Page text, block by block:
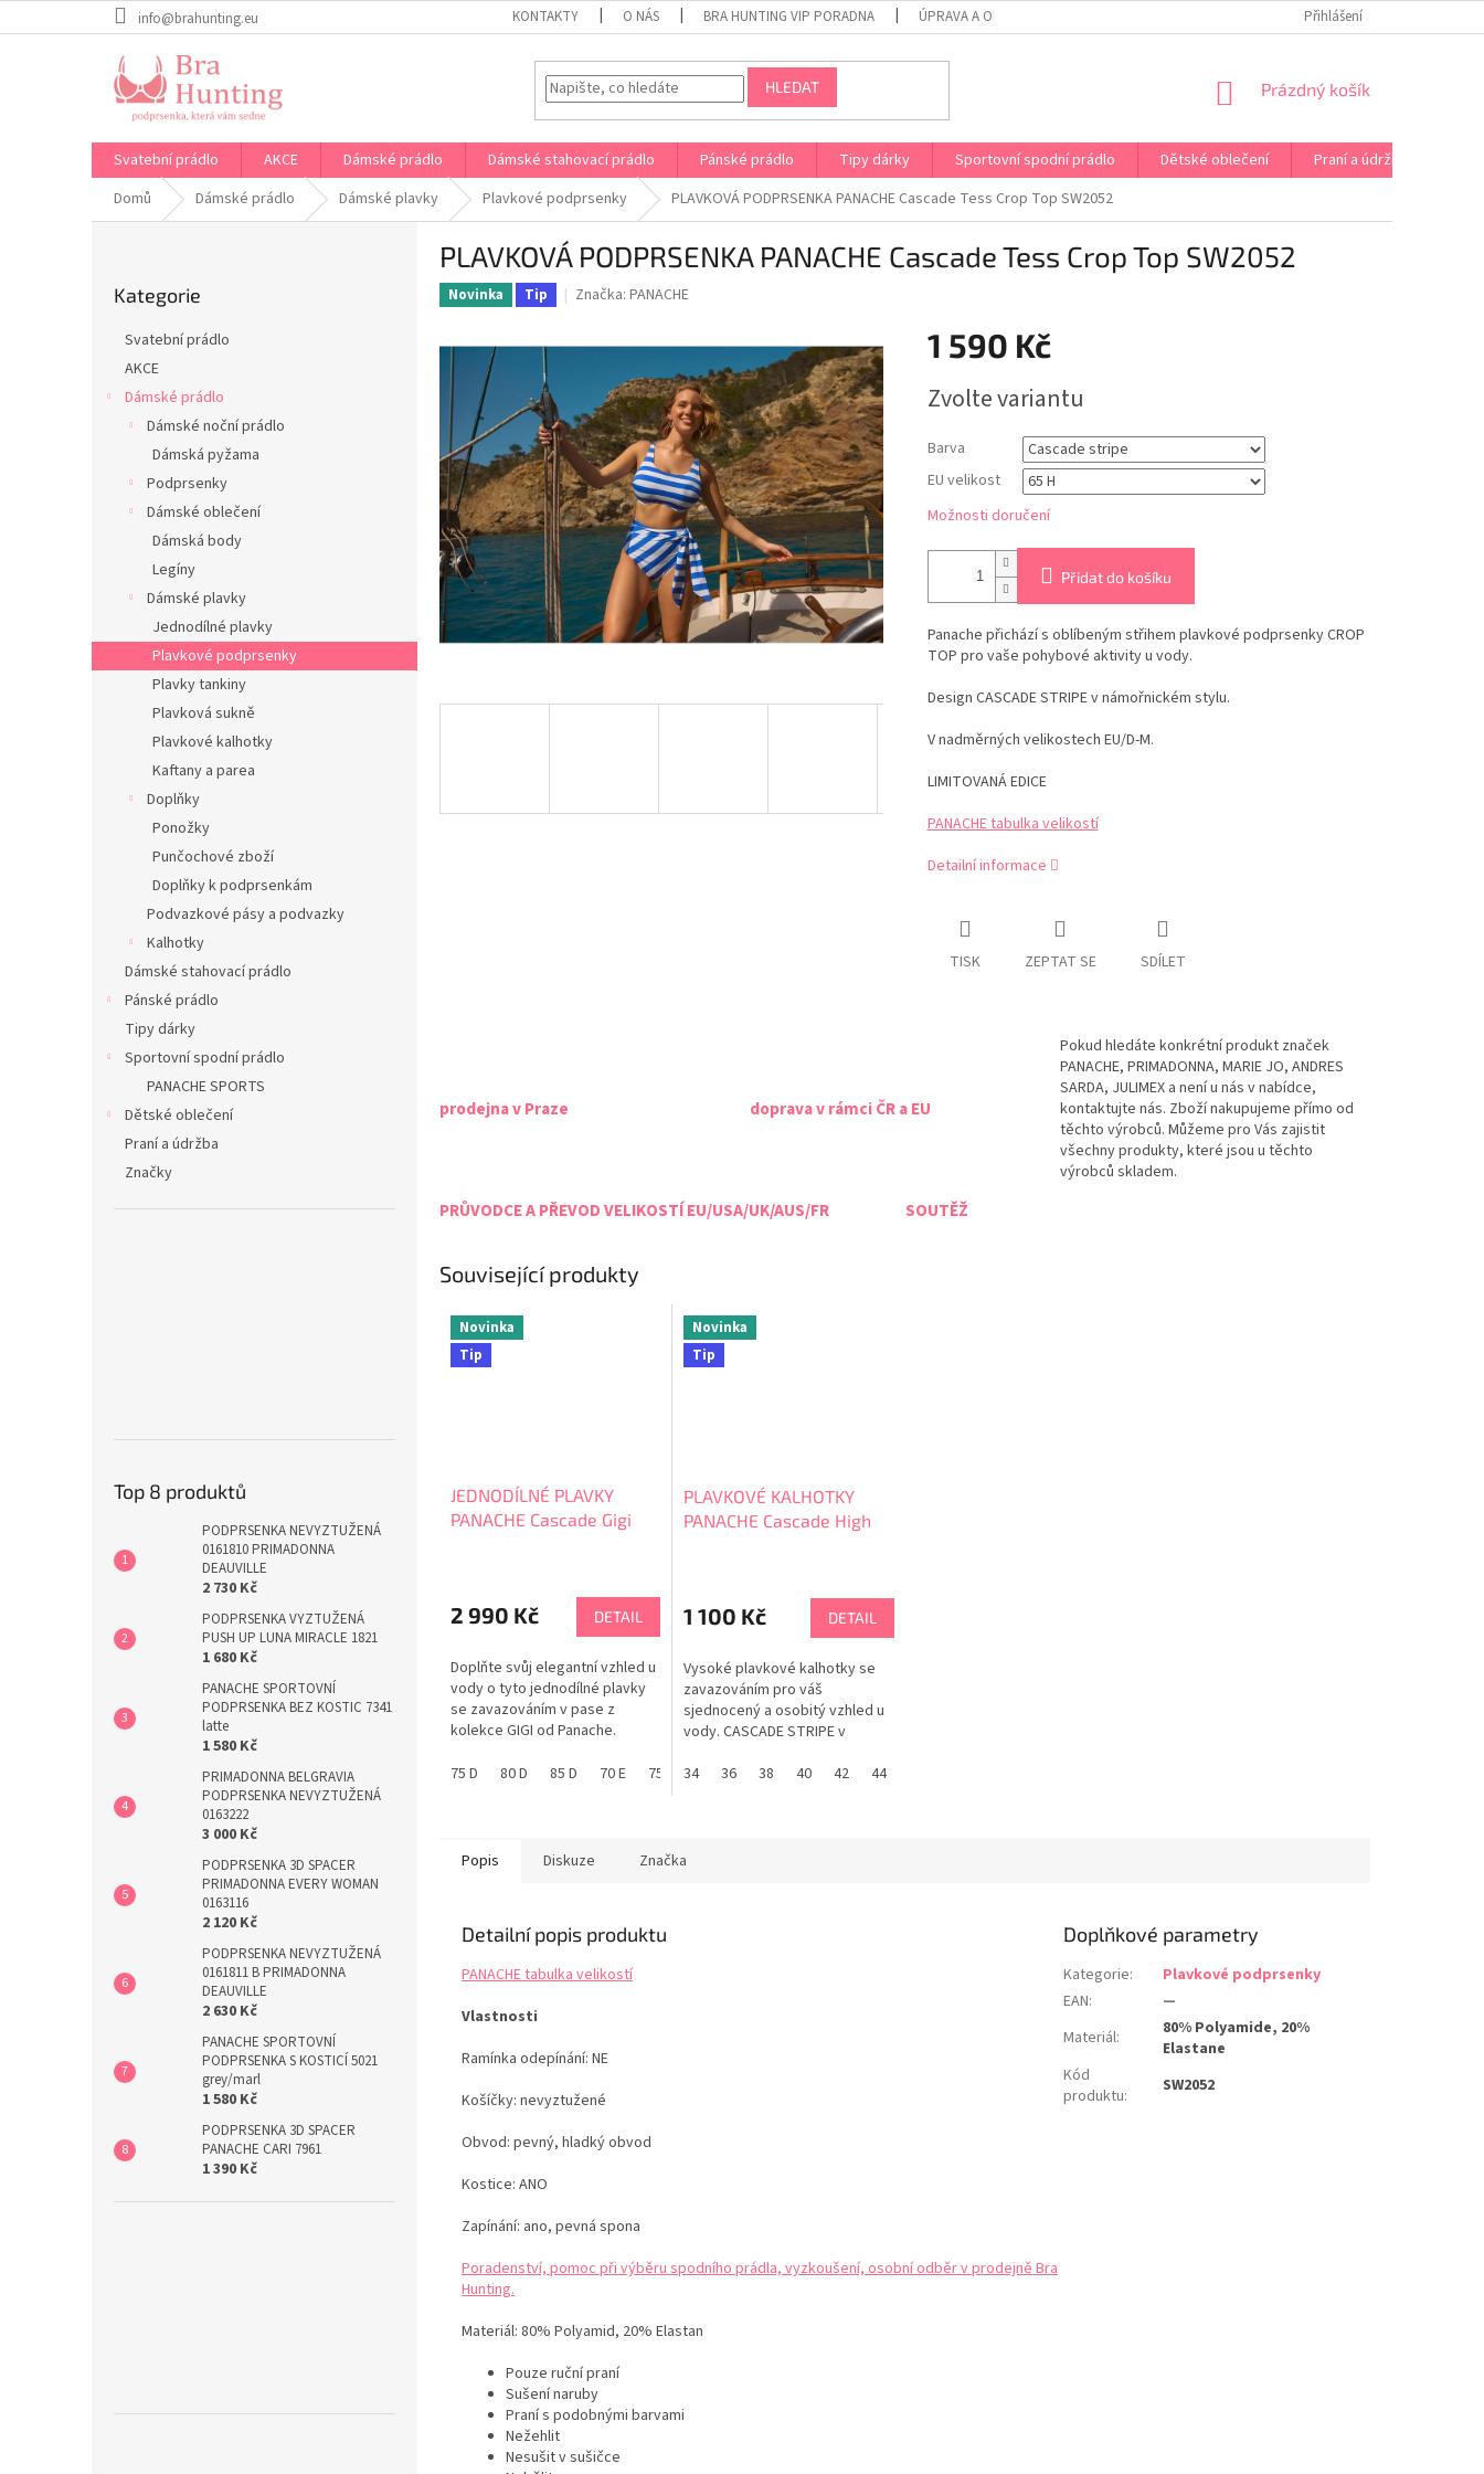
na
info@brahunting.eu KONTAKTY O NÁS BRA HUNTING VIP PORADNA ÚPRAVA A OPRAVA PRÁDLA NA MÍRU DOPRAVA A PLATBA ČR A EU
Přihlášení
HLEDAT
NÁKUPNÍ
Prázdný košík
Svatební prádlo AKCE Dámské prádlo Dámské stahovací prádlo Pánské prádlo Tipy dárky Sportovní spodní prádlo Dětské oblečení Praní a údržba
Domů
Dámské prádlo Dámské plavky Plavkové podprsenky PLAVKOVÁ PODPRSENKA PANACHE Cascade Tess Crop Top SW2052
kategorie
Kategorie
Svatební prádlo
AKCE
Dámské prádlo
Dámské noční prádlo
Dámská pyžama
Podprsenky
Dámské oblečení
Dámská body
Legíny
Dámské plavky
Jednodílné plavky
Plavkové podprsenky
Plavky tankiny
Plavková sukně
Plavkové kalhotky
Kaftany a parea
Doplňky
Ponožky
Punčochové zboží
Doplňky k podprsenkám
Podvazkové pásy a podvazky
Kalhotky
Dámské stahovací prádlo
Pánské prádlo
Tipy dárky
Sportovní spodní prádlo
PANACHE SPORTS
Dětské oblečení
Praní a údržba
Značky
Top 8 produktů
PODPRSENKA NEVYZTUŽENÁ
0161810 PRIMADONNA
DEAUVILLE
2 730 Kč
PODPRSENKA VYZTUŽENÁ
PUSH UP LUNA MIRACLE 1821
1 680 Kč
PANACHE SPORTOVNÍ
PODPRSENKA BEZ KOSTIC 7341
latte
1 580 Kč
PRIMADONNA BELGRAVIA
PODPRSENKA NEVYZTUŽENÁ
0163222
3 000 Kč
PODPRSENKA 3D SPACER
PRIMADONNA EVERY WOMAN
0163116
2 120 Kč
PODPRSENKA NEVYZTUŽENÁ
0161811 B PRIMADONNA
DEAUVILLE
2 630 Kč
PANACHE SPORTOVNÍ
PODPRSENKA S KOSTICÍ 5021
grey/marl
1 580 Kč
PODPRSENKA 3D SPACER
PANACHE CARI 7961
1 390 Kč
PLAVKOVÁ PODPRSENKA PANACHE Cascade Tess Crop Top SW2052
Novinka Tip Značka: PANACHE
1 590 Kč
cena:
Zvolte variantu
Barva
EU velikost
Možnosti doručení
Přidat do košíku
Panache přichází s oblíbeným střihem plavkové podprsenky CROP
TOP pro vaše pohybové aktivity u vody.
Design CASCADE STRIPE v námořnickém stylu.
V nadměrných velikostech EU/D-M.
LIMITOVANÁ EDICE
PANACHE tabulka velikostí
Detailní informace
TISK ZEPTAT SE SDÍLET
prodejna v Praze doprava v rámci ČR a EU
Pokud hledáte konkrétní produkt značek
PANACHE, PRIMADONNA, MARIE JO, ANDRES
SARDA, JULIMEX a není u nás v nabídce,
kontaktujte nás. Zboží nakupujeme přímo od
těchto výrobců. Můžeme pro Vás zajistit
všechny produkty, které jsou u těchto
výrobců skladem.
PRŮVODCE A PŘEVOD VELIKOSTÍ EU/USA/UK/AUS/FR SOUTĚŽ
Související produkty
Novinka
Tip
JEDNODÍLNÉ PLAVKY
PANACHE Cascade Gigi
2 990 Kč DETAIL
Doplňte svůj elegantní vzhled u
vody o tyto jednodílné plavky
se zavazováním v pase z
kolekce GIGI od Panache.
námořnickém stylu. V
75 D 80 D 85 D 70 E 75 E 80 E 85 E 70 F 75 F
Novinka
Tip
PLAVKOVÉ KALHOTKY
PANACHE Cascade High
1 100 Kč DETAIL
Vysoké plavkové kalhotky se
zavazováním pro váš
sjednocený a osobitý vzhled u
vody. CASCADE STRIPE v
stylu. PANACHE tabulka velikostí
34 36 38 40 42 44
Popis Diskuze Značka
Detailní popis produktu
PANACHE tabulka velikostí
Vlastnosti
Ramínka odepínání: NE
Košíčky: nevyztužené
Obvod: pevný, hladký obvod
Kostice: ANO
Zapínání: ano, pevná spona
Poradenství, pomoc při výběru spodního prádla, vyzkoušení, osobní odběr v prodejně Bra
Hunting.
Materiál: 80% Polyamid, 20% Elastan
Pouze ruční praní
Sušení naruby
Praní s podobnými barvami
Nežehlit
Nesušit v sušičce
Doplňkové parametry
Kategorie:
Plavkové podprsenky
EAN:
—
Materiál:
80% Polyamide, 20%
Elastane
Kód
produktu: SW2052